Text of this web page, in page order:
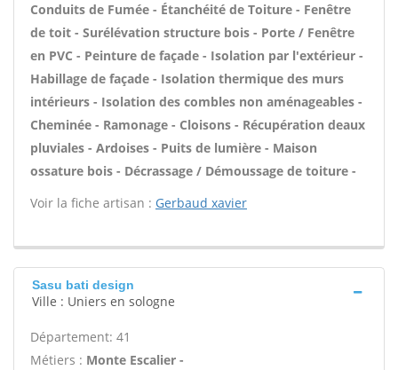
Conduits de Fumée - Étanchéité de Toiture - Fenêtre
de toit - Surélévation structure bois - Porte / Fenêtre
en PVC - Peinture de façade - Isolation par l'extérieur -
Habillage de façade - Isolation thermique des murs
intérieurs - Isolation des combles non aménageables -
Cheminée - Ramonage - Cloisons - Récupération deaux
pluviales - Ardoises - Puits de lumière - Maison
ossature bois - Décrassage / Démoussage de toiture -
Voir la fiche artisan : Gerbaud xavier
Sasu bati design
Ville : Uniers en sologne
Département: 41
Métiers : Monte Escalier -